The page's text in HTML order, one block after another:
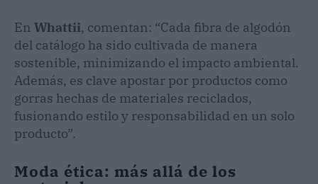
En Whattii, comentan: “Cada fibra de algodón
del catálogo ha sido cultivada de manera
sostenible, minimizando el impacto ambiental.
Además, es clave apostar por productos como
gorras hechas de materiales reciclados,
fusionando estilo y responsabilidad en un solo
producto”.
Moda ética: más allá de los